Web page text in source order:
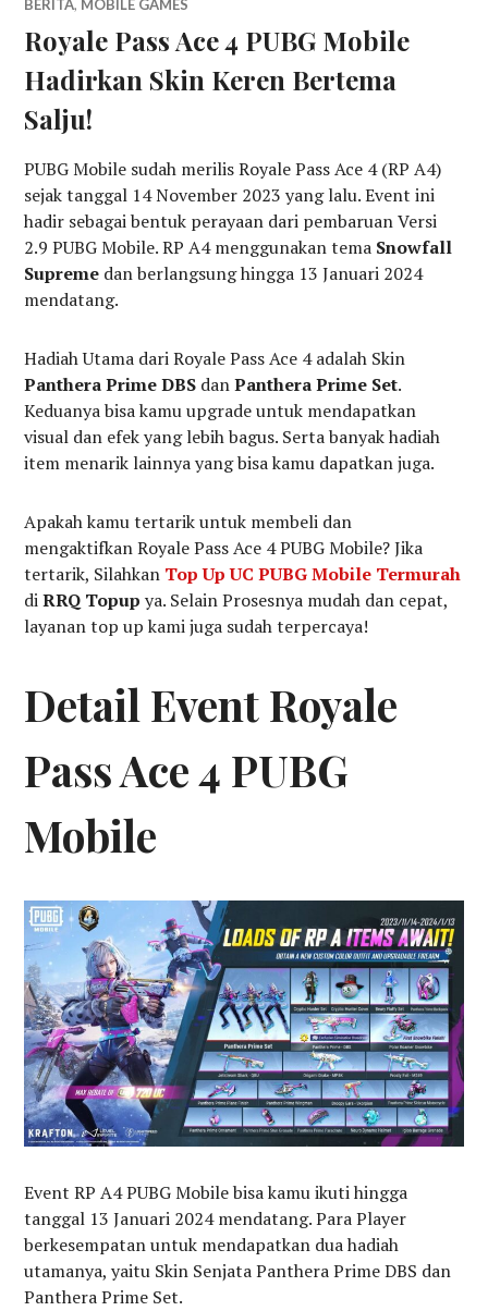
BERITA, MOBILE GAMES
Royale Pass Ace 4 PUBG Mobile
Hadirkan Skin Keren Bertema
Salju!
PUBG Mobile sudah merilis Royale Pass Ace 4 (RP A4)
sejak tanggal 14 November 2023 yang lalu. Event ini
hadir sebagai bentuk perayaan dari pembaruan Versi
2.9 PUBG Mobile. RP A4 menggunakan tema Snowfall
Supreme dan berlangsung hingga 13 Januari 2024
mendatang.
Hadiah Utama dari Royale Pass Ace 4 adalah Skin
Panthera Prime DBS danPanthera Prime Set.
Keduanya bisa kamu upgrade untuk mendapatkan
visual dan efek yang lebih bagus. Serta banyak hadiah
item menarik lainnya yang bisa kamu dapatkan juga.
Apakah kamu tertarik untuk membeli dan
mengaktifkan Royale Pass Ace 4 PUBG Mobile? Jika
tertarik, Silahkan Top Up UC PUBG Mobile Termurah
diRRQ Topup ya. Selain Prosesnya mudah dan cepat,
layanan top up kami juga sudah terpercaya!
Detail Event Royale
Pass Ace 4 PUBG
Mobile
Event RP A4 PUBG Mobile bisa kamu ikuti hingga
tanggal 13 Januari 2024 mendatang. Para Player
berkesempatan untuk mendapatkan dua hadiah
utamanya, yaitu Skin Senjata Panthera Prime DBS dan
Panthera Prime Set.